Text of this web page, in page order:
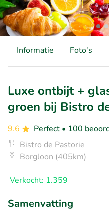
Informatie Foto's
Luxe ontbijt +
groen bij Bistro
9.6 Perfect • 100
Bistro de Pastorie
Borgloon (405km)
Verkocht: 1.359
Samenvatting